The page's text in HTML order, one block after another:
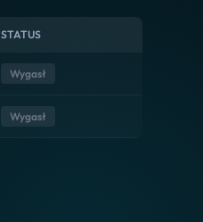
STATUS
Wygasł
Wygasł